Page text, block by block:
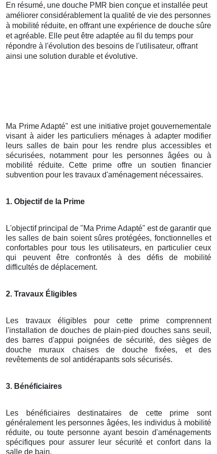
En résumé, une douche PMR bien conçue et installée peut
améliorer considérablement la qualité de vie des personnes
à mobilité réduite, en offrant une expérience de douche sûre
et agréable. Elle peut être adaptée au fil du temps pour
répondre à l'évolution des besoins de l'utilisateur, offrant
ainsi une solution durable et évolutive.
Ma Prime Adapté" est une initiative projet gouvernementale
visant à aider les particuliers ménages à adapter modifier
leurs salles de bain pour les rendre plus accessibles et
sécurisées, notamment pour les personnes âgées ou à
mobilité réduite. Cette prime offre un soutien financier
subvention pour les travaux d'aménagement nécessaires.
1. Objectif de la Prime
L'objectif principal de "Ma Prime Adapté" est de garantir que
les salles de bain soient sûres protégées, fonctionnelles et
confortables pour tous les utilisateurs, en particulier ceux
qui peuvent être confrontés à des défis de mobilité
difficultés de déplacement.
2. Travaux Éligibles
Les travaux éligibles pour cette prime comprennent
l'installation de douches de plain-pied douches sans seuil,
des barres d'appui poignées de sécurité, des sièges de
douche muraux chaises de douche fixées, et des
revêtements de sol antidérapants sols sécurisés.
3. Bénéficiaires
Les bénéficiaires destinataires de cette prime sont
généralement les personnes âgées, les individus à mobilité
réduite, ou toute personne ayant besoin d'aménagements
spécifiques pour assurer leur sécurité et confort dans la
salle de bain.